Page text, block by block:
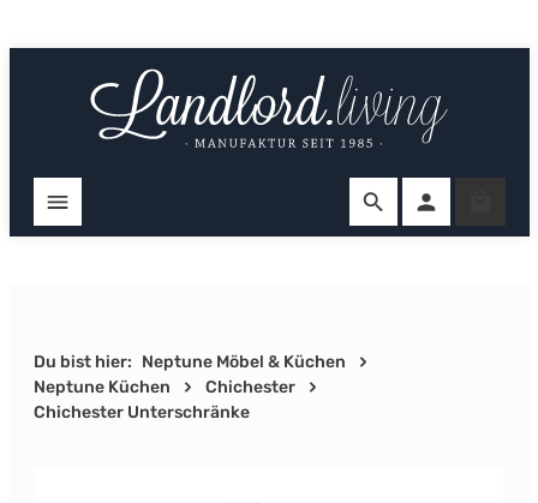
Du bist hier: Neptune Möbel & Küchen
Neptune Küchen
Chichester
Chichester Unterschränke